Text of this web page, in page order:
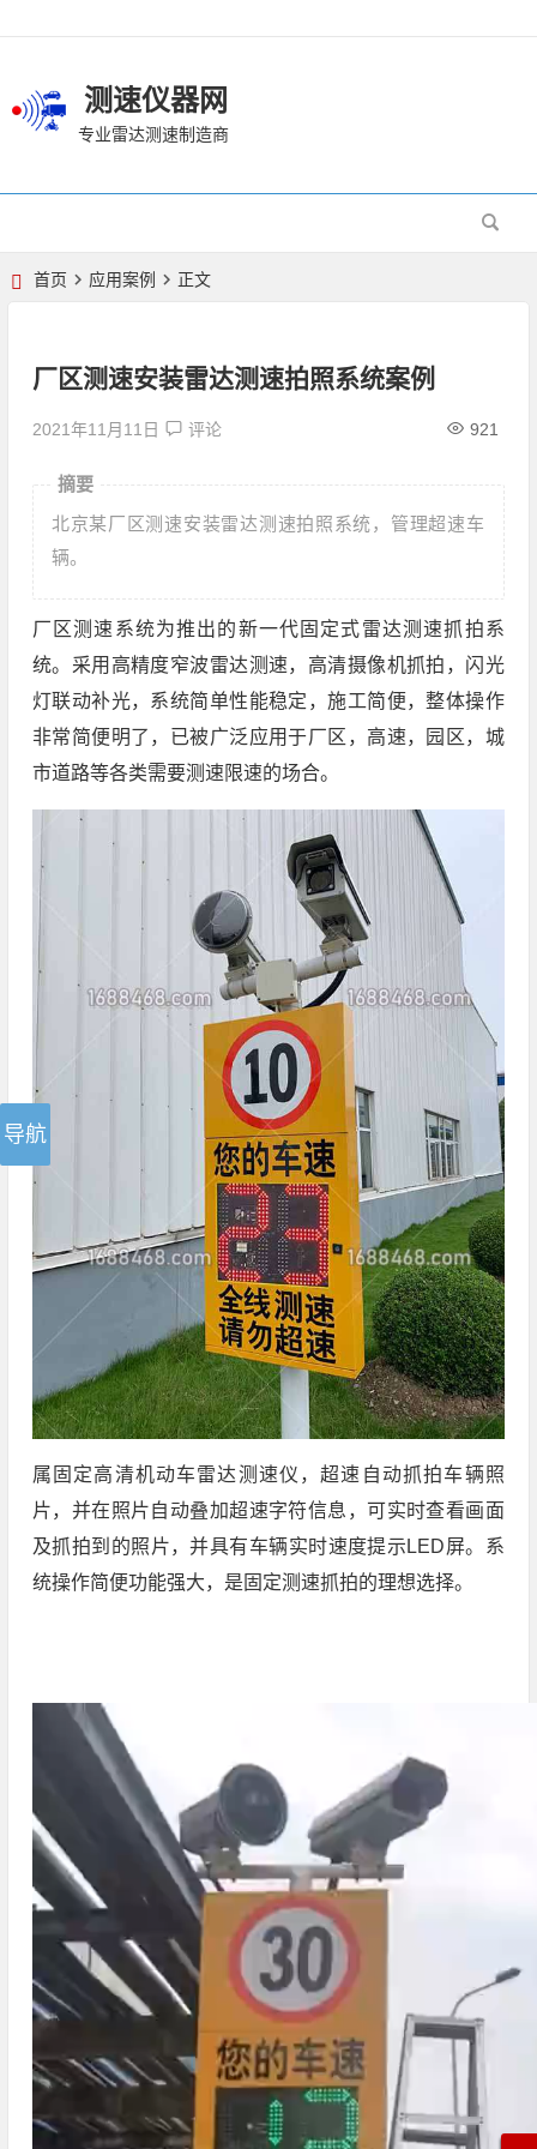
测速仪器网
专业雷达测速制造商
首页 应用案例 正文
厂区测速安装雷达测速拍照系统案例
2021年11月11日 评论 921
摘要
北京某厂区测速安装雷达测速拍照系统，管理超速车
辆。
厂区测速系统为推出的新一代固定式雷达测速抓拍系
统。采用高精度窄波雷达测速，高清摄像机抓拍，闪光
灯联动补光，系统简单性能稳定，施工简便，整体操作
非常简便明了，已被广泛应用于厂区，高速，园区，城
市道路等各类需要测速限速的场合。
属固定高清机动车雷达测速仪，超速自动抓拍车辆照
片，并在照片自动叠加超速字符信息，可实时查看画面
及抓拍到的照片，并具有车辆实时速度提示LED屏。系
统操作简便功能强大，是固定测速抓拍的理想选择。